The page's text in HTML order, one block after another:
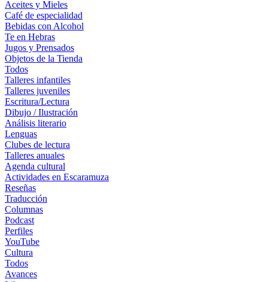
Aceites y Mieles
Café de especialidad
Bebidas con Alcohol
Te en Hebras
Jugos y Prensados
Objetos de la Tienda
Todos
Talleres infantiles
Talleres juveniles
Escritura/Lectura
Dibujo / Ilustración
Análisis literario
Lenguas
Clubes de lectura
Talleres anuales
Agenda cultural
Actividades en Escaramuza
Reseñas
Traducción
Columnas
Podcast
Perfiles
YouTube
Cultura
Todos
Avances